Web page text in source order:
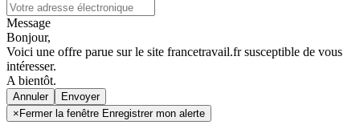
Message
Bonjour,
Voici une offre parue sur le site francetravail.fr susceptible de vous
intéresser.
A bientôt.
Annuler
× Fermer la fenêtre Enregistrer mon alerte